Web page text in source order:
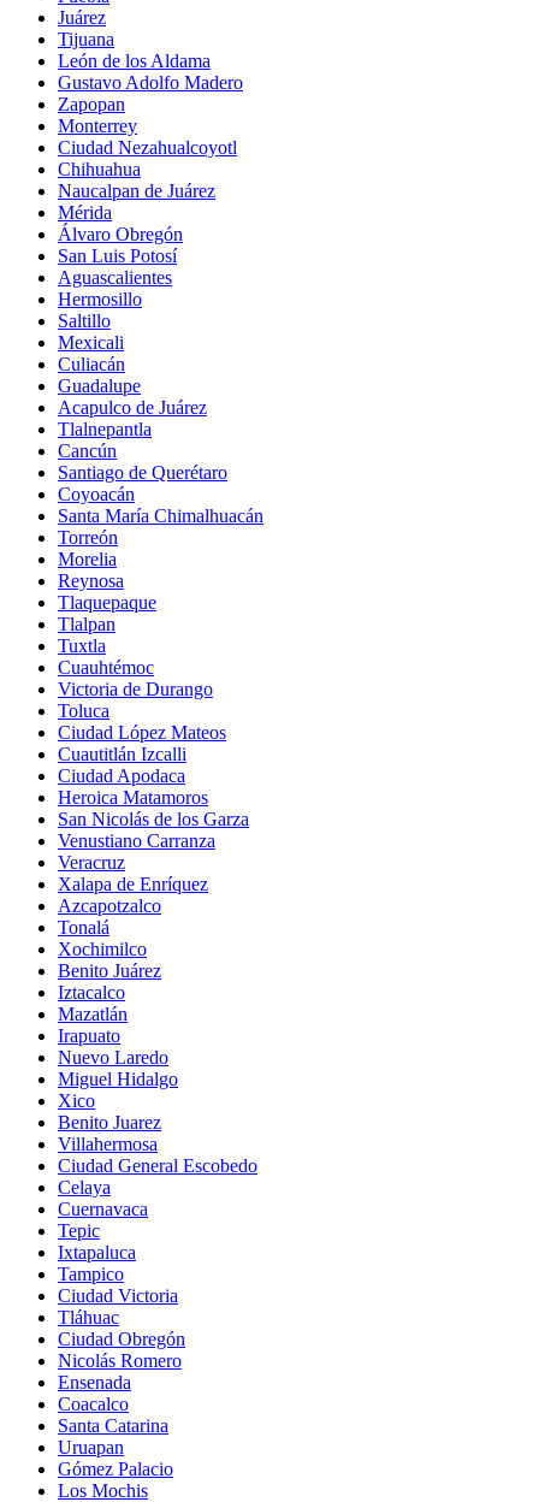
Juárez
Tijuana
León de los Aldama
Gustavo Adolfo Madero
Zapopan
Monterrey
Ciudad Nezahualcoyotl
Chihuahua
Naucalpan de Juárez
Mérida
Álvaro Obregón
San Luis Potosí
Aguascalientes
Hermosillo
Saltillo
Mexicali
Culiacán
Guadalupe
Acapulco de Juárez
Tlalnepantla
Cancún
Santiago de Querétaro
Coyoacán
Santa María Chimalhuacán
Torreón
Morelia
Reynosa
Tlaquepaque
Tlalpan
Tuxtla
Cuauhtémoc
Victoria de Durango
Toluca
Ciudad López Mateos
Cuautitlán Izcalli
Ciudad Apodaca
Heroica Matamoros
San Nicolás de los Garza
Venustiano Carranza
Veracruz
Xalapa de Enríquez
Azcapotzalco
Tonalá
Xochimilco
Benito Juárez
Iztacalco
Mazatlán
Irapuato
Nuevo Laredo
Miguel Hidalgo
Xico
Benito Juarez
Villahermosa
Ciudad General Escobedo
Celaya
Cuernavaca
Tepic
Ixtapaluca
Tampico
Ciudad Victoria
Tláhuac
Ciudad Obregón
Nicolás Romero
Ensenada
Coacalco
Santa Catarina
Uruapan
Gómez Palacio
Los Mochis